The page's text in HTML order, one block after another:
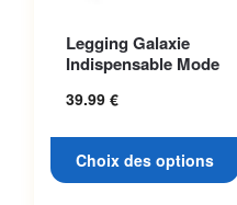
Legging Galaxie
Indispensable Mode
39.99 €
Choix des options
variations. Les options
peuvent être choisies sur la
page du produit